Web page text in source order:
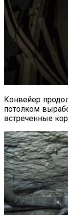
Конвейер
потолком
встреченные